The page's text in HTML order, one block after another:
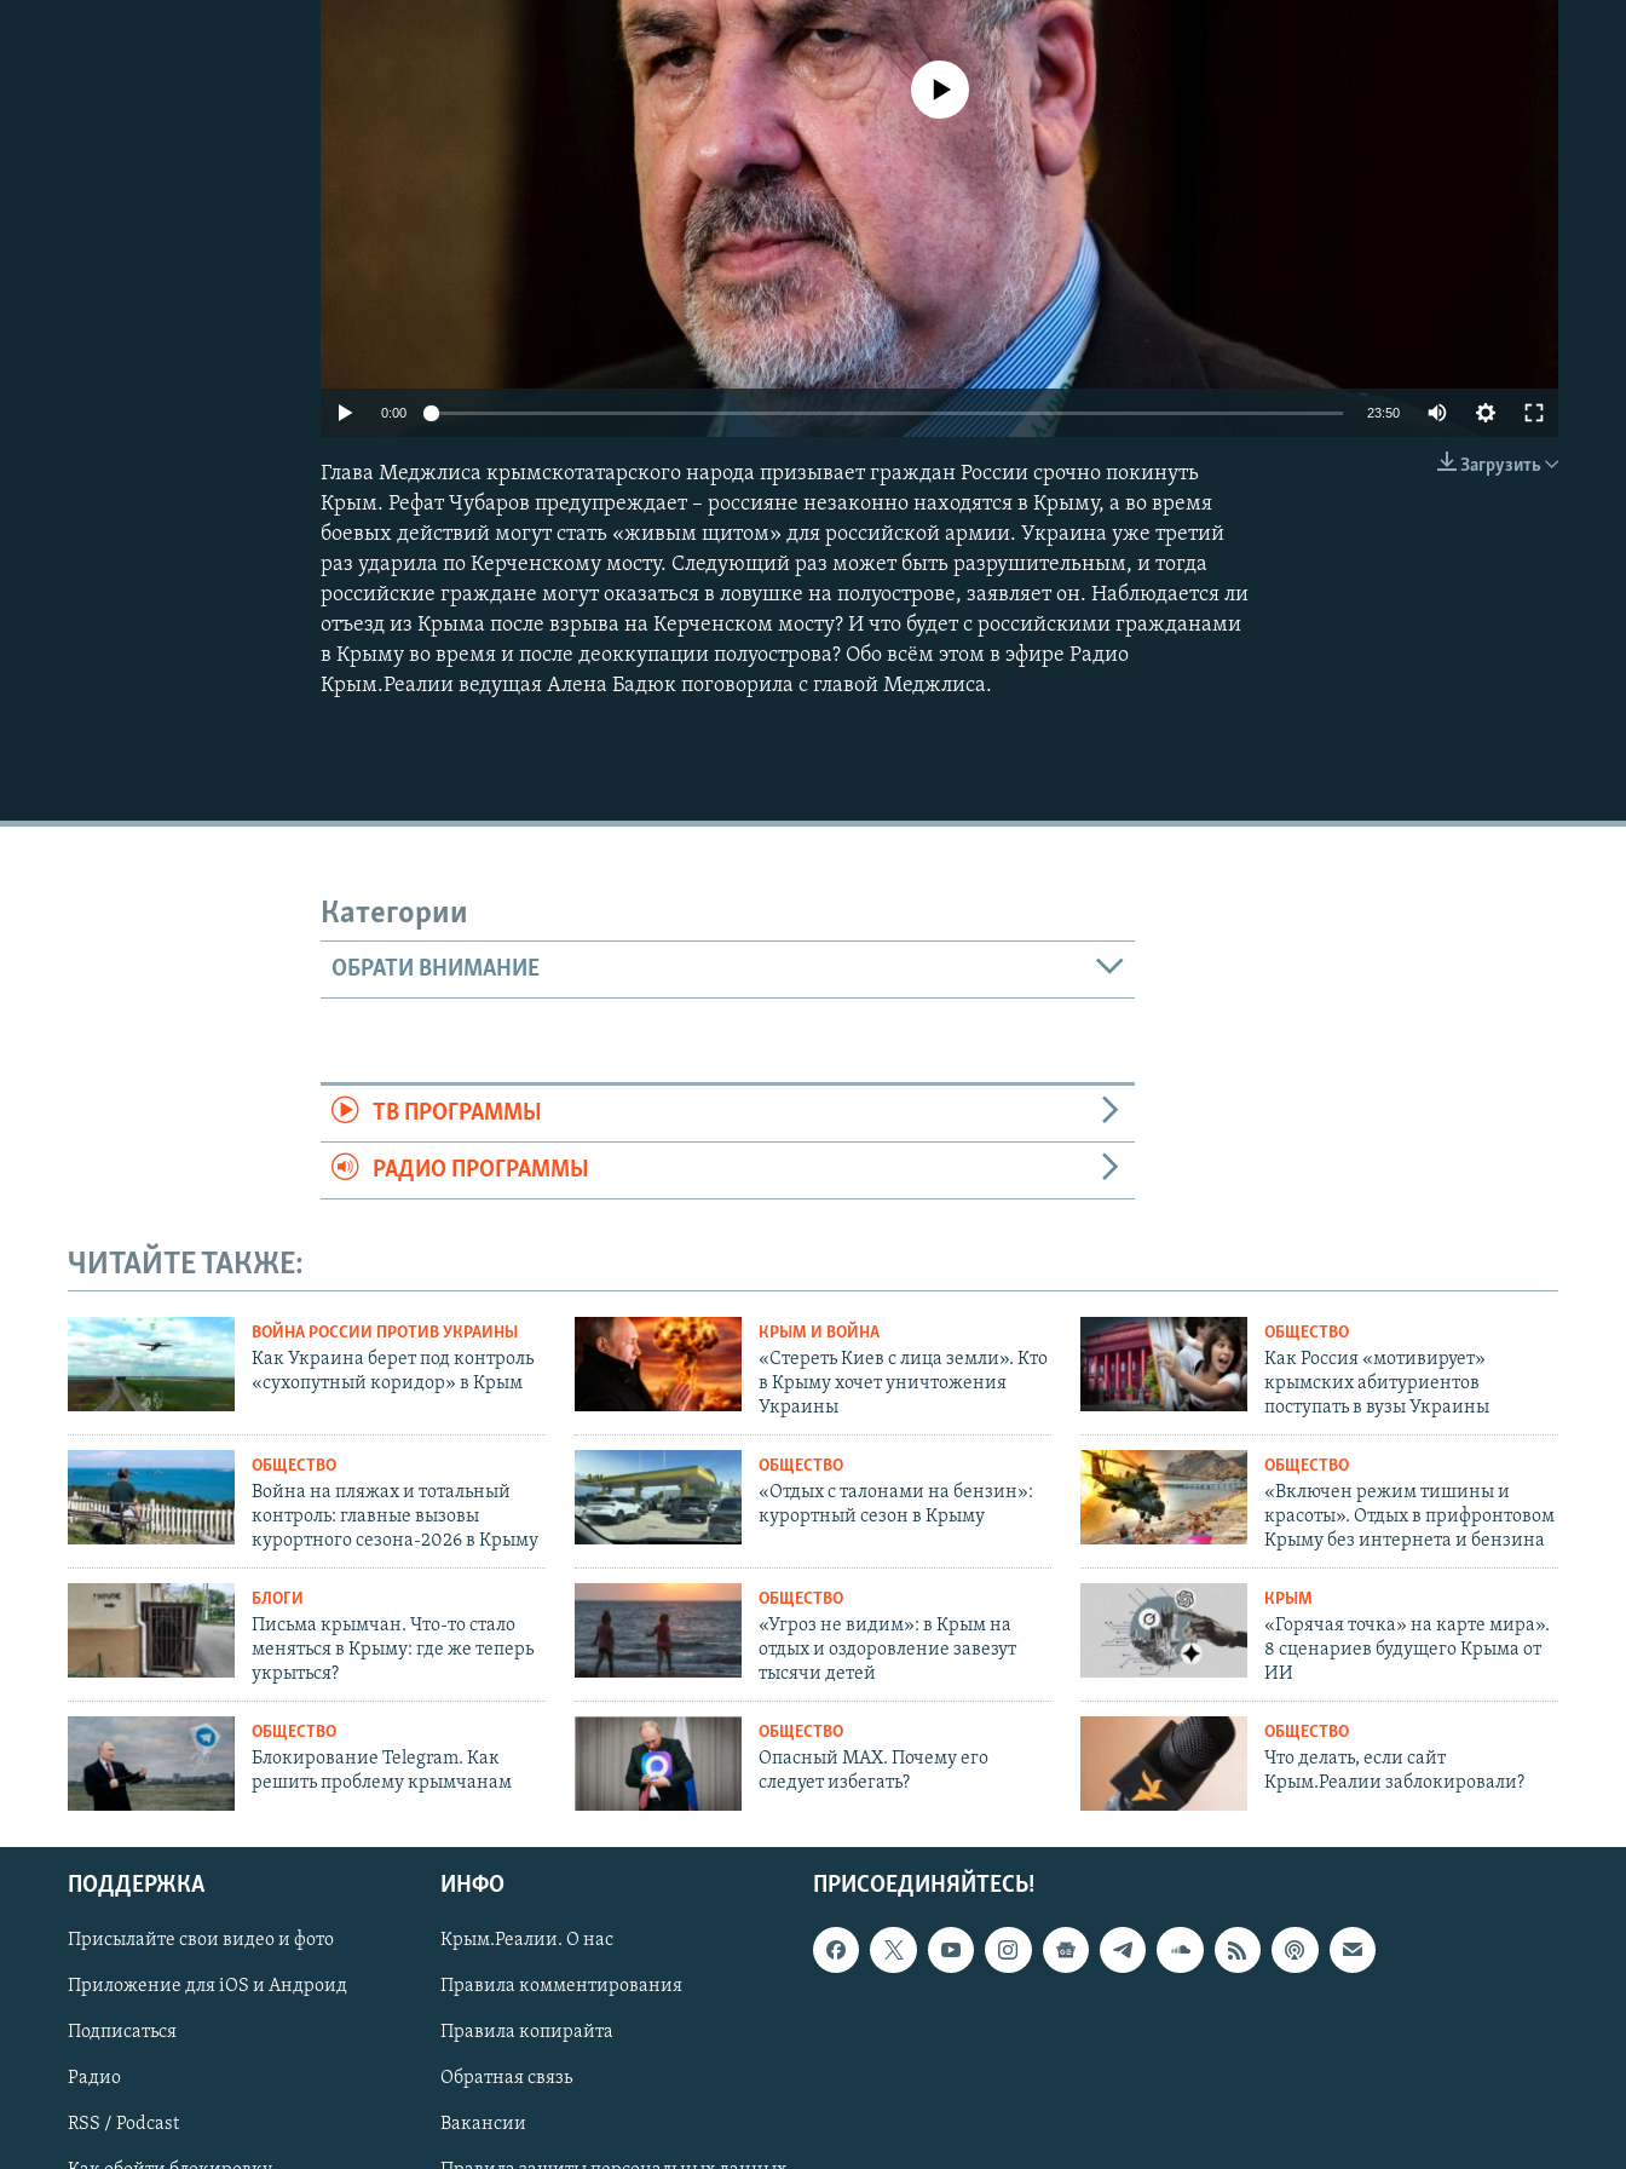
Українською
Qırımtatar
ПРИСОЕДИНЯЙТЕСЬ!
EMBED
No media source currently available
0:00 23:50
240p
Загрузить
Глава Меджлиса крымскотатарского народа призывает граждан России срочно покинуть
Крым. Рефат Чубаров предупреждает – россияне незаконно находятся в Крыму, а во время
боевых действий могут стать «живым щитом» для российской армии. Украина уже третий
раз ударила по Керченскому мосту. Следующий раз может быть разрушительным, и тогда
российские граждане могут оказаться в ловушке на полуострове, заявляет он. Наблюдается ли
отъезд из Крыма после взрыва на Керченском мосту? И что будет с российскими гражданами
в Крыму во время и после деоккупации полуострова? Обо всём этом в эфире Радио
Крым.Реалии ведущая Алена Бадюк поговорила с главой Меджлиса.
Категории
ОБРАТИ ВНИМАНИЕ
ТВ ПРОГРАММЫ
РАДИО ПРОГРАММЫ
ЧИТАЙТЕ ТАКЖЕ:
ВОЙНА РОССИИ ПРОТИВ УКРАИНЫ
Как Украина берет под контроль
«сухопутный коридор» в Крым
КРЫМ И ВОЙНА
«Стереть Киев с лица земли». Кто
в Крыму хочет уничтожения
Украины
ОБЩЕСТВО
Как Россия «мотивирует»
крымских абитуриентов
поступать в вузы Украины
ОБЩЕСТВО
Война на пляжах и тотальный
контроль: главные вызовы
курортного сезона-2026 в Крыму
ОБЩЕСТВО
«Отдых с талонами на бензин»:
курортный сезон в Крыму
ОБЩЕСТВО
«Включен режим тишины и
красоты». Отдых в прифронтовом
Крыму без интернета и бензина
БЛОГИ
Письма крымчан. Что-то стало
меняться в Крыму: где же теперь
укрыться?
ОБЩЕСТВО
«Угроз не видим»: в Крым на
отдых и оздоровление завезут
тысячи детей
КРЫМ
«Горячая точка» на карте мира».
8 сценариев будущего Крыма от
ИИ
ОБЩЕСТВО
Блокирование Telegram. Как
решить проблему крымчанам
ОБЩЕСТВО
Опасный MAX. Почему его
следует избегать?
ОБЩЕСТВО
Что делать, если сайт
Крым.Реалии заблокировали?
ПРИСОЕДИНЯЙТЕСЬ!
ПОДДЕРЖКА
Присылайте свои видео и фото
Приложение для iOS и Андроид
Подписаться
Радио
RSS / Podcast
ИНФО
Крым.Реалии. О нас
Правила комментирования
Правила копирайта
Обратная связь
Вакансии